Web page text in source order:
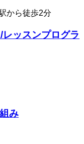
から徒歩2分
ッスンプログラ
み